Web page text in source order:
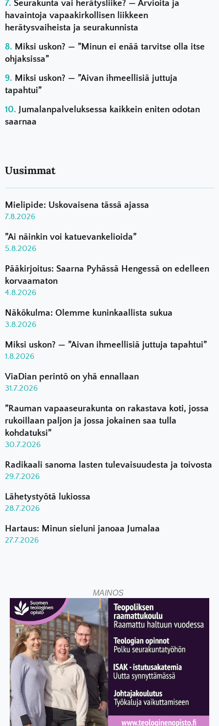
Seurakunta vai herätysliike? — Arvioita ja
havaintoja vapaakirkollisen liikkeen
herätysvaiheista ja seurakunnista
Miksi uskon? — ”Minun ei enää tarvitse olla itse
ohjaksissa”
Miksi uskon? — ”Aivan ihmeellisiä juttuja
tapahtui”
Jumalanpalveluksessa kaikkein eniten odotan
saarnaa
Uusimmat
Mielipide: Uskovaisena tässä ajassa
7.8.2026
”Ai näinkin voi katuevankelioida”
5.8.2026
Pääkirjoitus: Saarna Pyhässä Hengessä on edelleen
korvaamaton
4.8.2026
Näkökulma: Olemme kuninkaallista sukua
3.8.2026
Miksi uskon? — ”Aivan ihmeellisiä juttuja tapahtui”
1.8.2026
ViaDian perintö on yhä ennallaan
31.7.2026
”Rauman vapaaseurakunta on rakastava koti, jossa
rukoillaan paljon ja jossa jokainen saa tulla
kohdatuksi”
30.7.2026
Radikaali sanoma lasten tulevaisuudesta ja toivosta
29.7.2026
Lähetystyötä lukiossa
28.7.2026
Hartaus: Minun sieluni janoaa Jumalaa
27.7.2026
MAINOS